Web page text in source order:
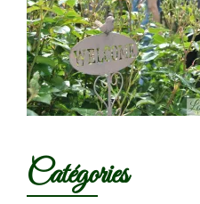
Catégories